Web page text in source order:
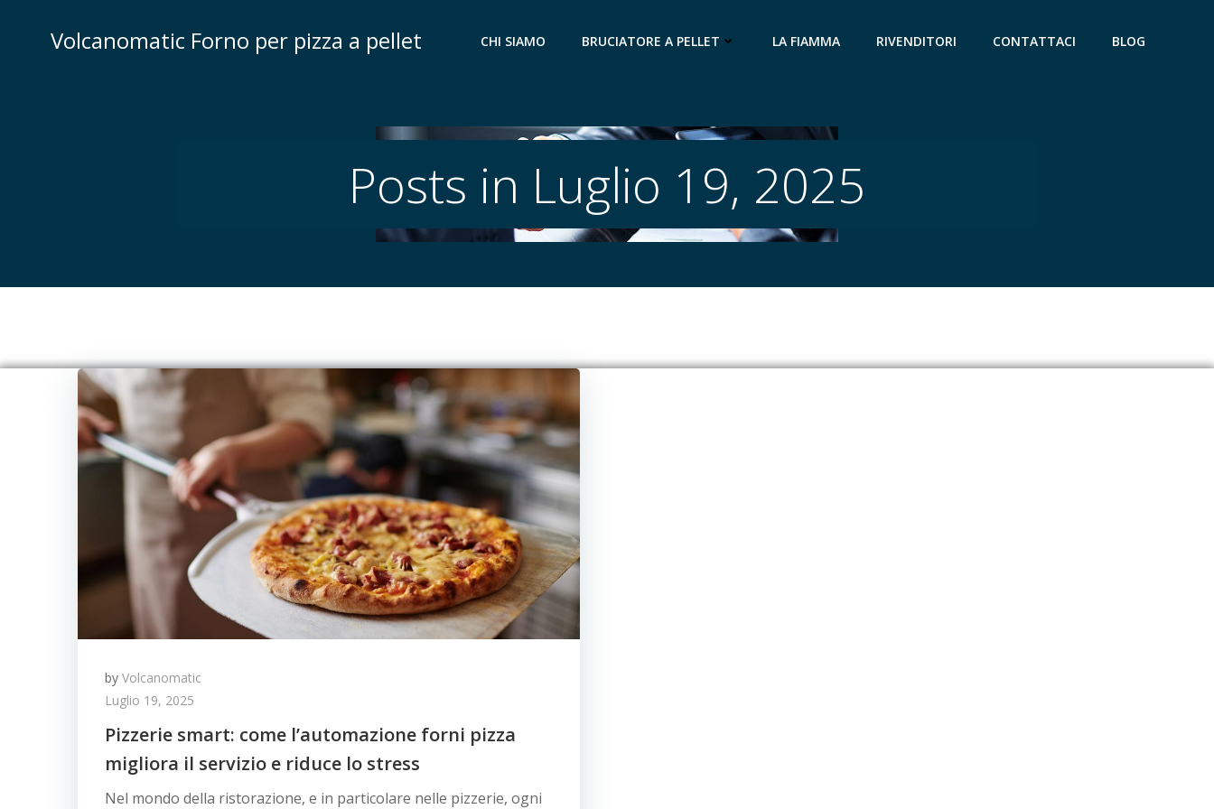
contenutoVolcanomatic Forno per pizza a pellet CHI SIAMO BRUCIATORE A PELLET LA FIAMMA RIVENDITORI CONTATTACI BLOG
Posts in Luglio 19, 2025
by Volcanomatic
Luglio 19, 2025
Pizzerie smart: come l’automazione forni pizza
migliora il servizio e riduce lo stress
Nel mondo della ristorazione, e in particolare nelle pizzerie, ogni